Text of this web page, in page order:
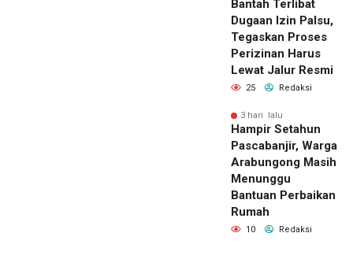
Bantah Terlibat
Dugaan Izin Palsu,
Tegaskan Proses
Perizinan Harus
Lewat Jalur Resmi
25 Redaksi
3 hari lalu
Hampir Setahun
Pascabanjir, Warga
Arabungong Masih
Menunggu
Bantuan Perbaikan
Rumah
10 Redaksi